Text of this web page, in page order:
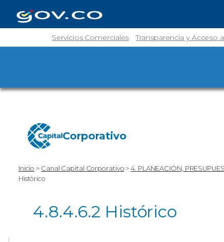
Servicios Comerciales Transparencia y Acceso
Corporativo
Inicio > Canal Capital Corporativo >4. PLANEACIÓN,
Histórico
4.8.4.6.2 Histórico